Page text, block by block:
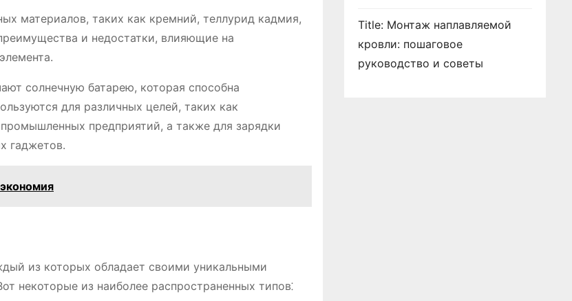
материалов, таких как кремний, теллурид кадмия,
и недостатки, влияющие на
солнечную батарею, которая способна
для различных целей, таких как
предприятий, а также для зарядки
гаджетов.
из которых обладает своими уникальными
некоторые из наиболее распространенных типов⁚
Title: Монтаж наплавляемой
кровли: пошаговое
руководство и советы